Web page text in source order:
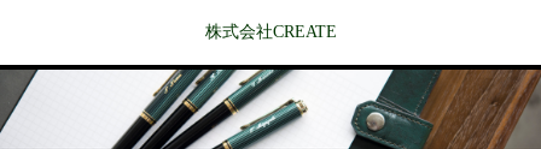
株式会社CREATE